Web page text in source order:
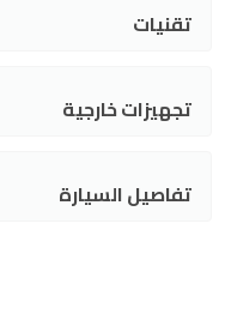
تقنيات
تجهيزات خارجية
تفاصيل السيارة